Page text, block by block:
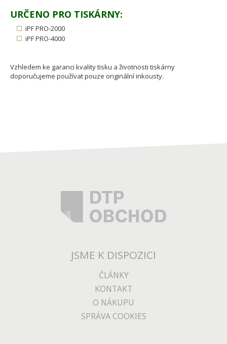
URČENO PRO TISKÁRNY:
iPF PRO-2000
iPF PRO-4000
Vzhledem ke garanci kvality tisku a životnosti tiskárny
doporučujeme používat pouze originální inkousty.
JSME K DISPOZICI
ČLÁNKY
KONTAKT
O NÁKUPU
SPRÁVA COOKIES